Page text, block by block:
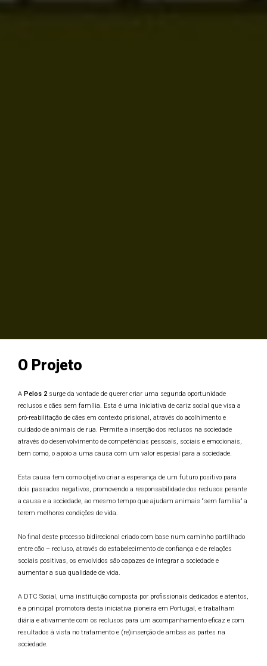
O Projeto
A Pelos 2 surge da vontade de querer criar uma segunda oportunidade
reclusos e cães sem família. Esta é uma iniciativa de cariz social que visa a
pró-reabilitação de cães em contexto prisional, através do acolhimento e
cuidado de animais de rua. Permite a inserção dos reclusos na sociedade
através do desenvolvimento de competências pessoais, sociais e emocionais,
bem como, o apoio a uma causa com um valor especial para a sociedade.
Esta causa tem como objetivo criar a esperança de um futuro positivo para
dois passados negativos, promovendo a responsabilidade dos reclusos perante
a causa e a sociedade, ao mesmo tempo que ajudam animais “sem família” a
terem melhores condições de vida.
No final deste processo bidirecional criado com base num caminho partilhado
entre cão – recluso, através do estabelecimento de confiança e de relações
sociais positivas, os envolvidos são capazes de integrar a sociedade e
aumentar a sua qualidade de vida.
A DTC Social, uma instituição composta por profissionais dedicados e atentos,
é a principal promotora desta iniciativa pioneira em Portugal, e trabalham
diária e ativamente com os reclusos para um acompanhamento eficaz e com
resultados à vista no tratamento e (re)inserção de ambas as partes na
sociedade.